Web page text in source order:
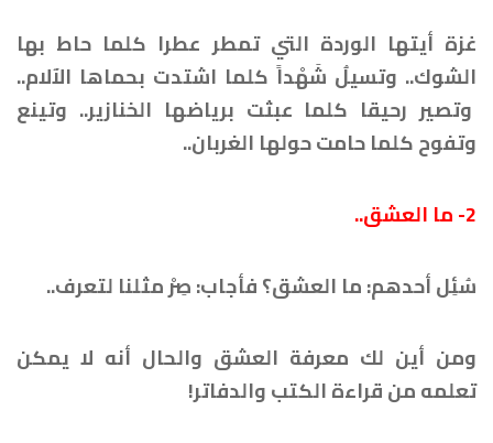
غزة أيتها الوردة التي تمطر عطرا كلما حاط بها
الشوك.. وتسيلُ شَهْداً كلما اشتدت بحماها الآلام..
وتصير رحيقا كلما عبثت برياضها الخنازير.. وتينع
وتفوح كلما حامت حولها الغربان..
2- ما العشق..
سُئِل أحدهم: ما العشق؟ فأجاب: صِرْ مثلنا لتعرف..
ومن أين لك معرفة العشق والحال أنه لا يمكن
تعلمه من قراءة الكتب والدفاتر!